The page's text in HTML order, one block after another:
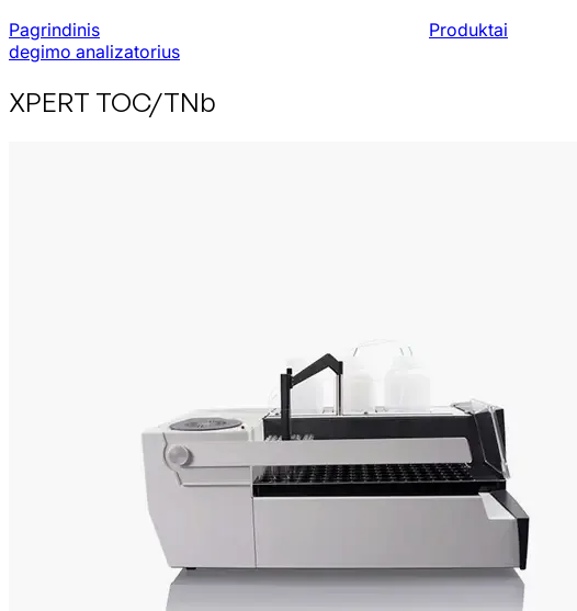
Pagrindinis Produktai
degimo analizatorius
XPERT TOC/TNb